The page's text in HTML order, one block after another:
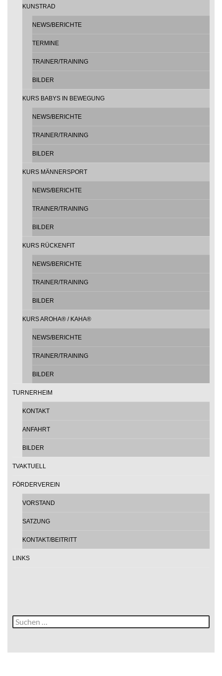
KUNSTRAD
NEWS/BERICHTE
TERMINE
TRAINER/TRAINING
BILDER
KURS BABYS IN BEWEGUNG
NEWS/BERICHTE
TRAINER/TRAINING
BILDER
KURS MÄNNERSPORT
NEWS/BERICHTE
TRAINER/TRAINING
BILDER
KURS RÜCKENFIT
NEWS/BERICHTE
TRAINER/TRAINING
BILDER
KURS AROHA® / KAHA®
NEWS/BERICHTE
TRAINER/TRAINING
BILDER
TURNERHEIM
KONTAKT
ANFAHRT
BILDER
TVAKTUELL
FÖRDERVEREIN
VORSTAND
SATZUNG
KONTAKT/BEITRITT
LINKS
Suche
nach: